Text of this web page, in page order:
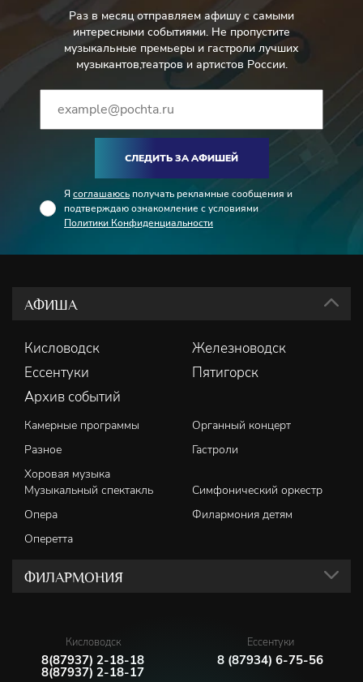
Раз в месяц отправляем афишу с самыми
интересными событиями. Не пропустите
музыкальные премьеры и гастроли лучших
музыкантов,театров и артистов России.
СЛЕДИТЬ ЗА АФИШЕЙ
Я соглашаюсь получать рекламные сообщения и
подтверждаю ознакомление с условиями
Политики Конфиденциальности
АФИША
Кисловодск
Железноводск
Ессентуки
Пятигорск
Архив событий
Камерные программы
Органный концерт
Разное
Гастроли
Хоровая музыка
Музыкальный спектакль
Симфонический оркестр
Опера
Филармония детям
Оперетта
ФИЛАРМОНИЯ
Кисловодск
8(87937) 2-18-18
8(87937) 2-18-17
Ессентуки
8 (87934) 6-75-56